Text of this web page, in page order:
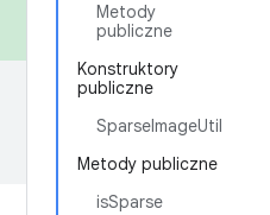
Metody
publiczne
Konstruktory
publiczne
SparseImageUtil
Metody publiczne
isSparse